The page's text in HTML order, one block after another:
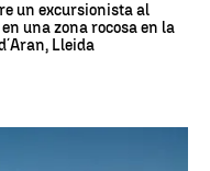
un excursionista al
una zona rocosa en la
Lleida